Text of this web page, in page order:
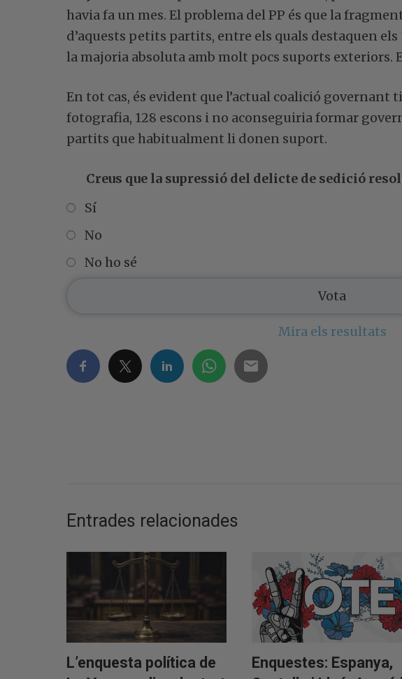
havia fa un mes. El problema del PP és que la
d’aquests petits partits, entre els quals destaquen els
la majoria absoluta amb molt pocs suports exteriors.
En tot cas, és evident que l’actual coalició governant
fotografia, 128 escons i no aconseguiria formar
partits que habitualment li donen suport.
Creus que la supressió del delicte de sedició
Sí
No
No ho sé
Mira els resultats
Entrades relacionades
L’enquesta política de
Enquestes: Espanya,